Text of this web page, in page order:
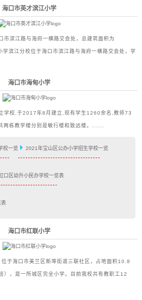
海口市英才滨江小学
市滨江路与海府一横路交会处，总建筑面积为
滨江分校位于海口市滨江路与海府一横路交会处，学
海口市海甸小学
学校,于2017年8月建立,现有学生1260余名,教师73
栋教学楼分别是敏行楼和致远楼。......
校一览 2021年宝山区公办小学招生学校一览
口区幼升小民办学校一览表
表
海口市红联小学
于海口市美兰区新埠街道三联社区，占地面积10.8
），是一所城区完全小学。目前我校共有教职工12